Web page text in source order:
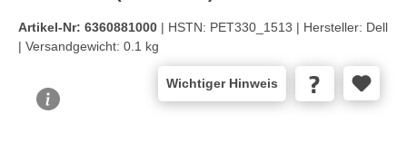
Artikel-Nr: 6360881000 | HSTN: PET330_1513 | Hersteller: Dell
| Versandgewicht: 0.1 kg
Wichtiger Hinweis